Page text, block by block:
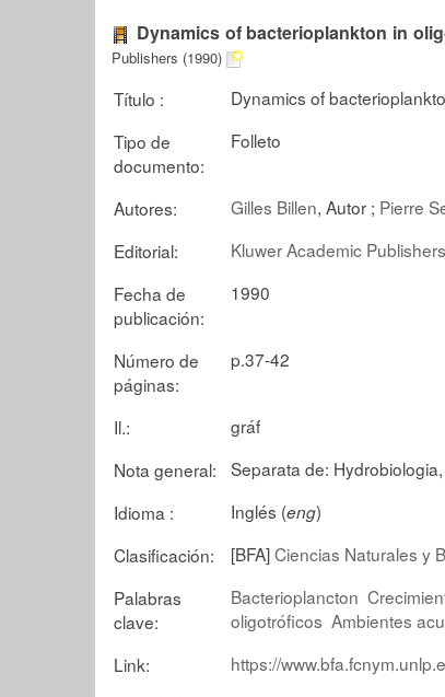
Dynamics of bacterioplankton in
Publishers (1990)
Título :
Dynamics of
Tipo de
documento:
Folleto
Autores: Gilles Billen, Autor ; Pierre
Editorial:
Kluwer Academic Publishers
Fecha de
publicación:
1990
Número de
páginas:
p.37-42
Il.:
gráf
Nota general:
Separata de:
Idioma :
Inglés (eng)
Clasificación:
[BFA]Ciencias Naturales y
Palabras
clave:
Bacterioplancton
oligotróficos Ambientes
Link:
https://